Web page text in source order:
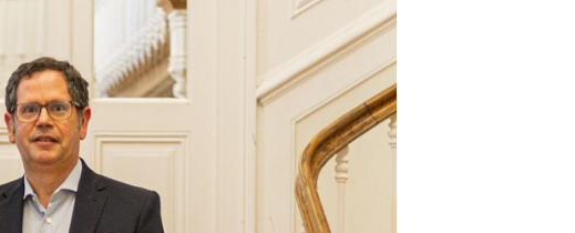
Seguros de Acidentes Pessoais
Mentoria